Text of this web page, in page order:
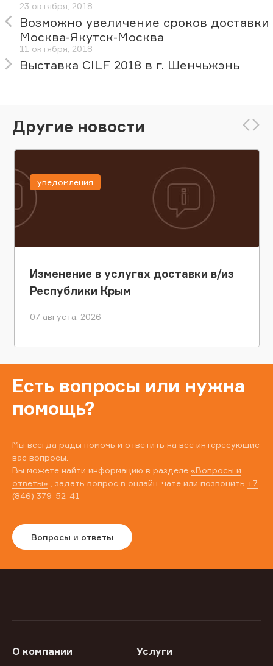
23 октября, 2018
Возможно увеличение сроков доставки
Москва-Якутск-Москва
11 октября, 2018
Выставка CILF 2018 в г. Шенчьжэнь
Другие новости
Изменение в услугах доставки в/из
Республики Крым
07 августа, 2026
уведомления
Есть вопросы или нужна
помощь?
Мы всегда рады помочь и ответить на все интересующие
вас вопросы.
Вы можете найти информацию в разделе «Вопросы и
ответы» , задать вопрос в онлайн-чате или позвонить +7
(846) 379-52-41
Вопросы и ответы
О компании Услуги